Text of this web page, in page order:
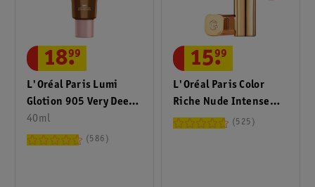
L'Oréal Paris Lumi
Glotion 905 Very Deep
Glow Natural Glow
Enhancer
40ml
18.
99
586
L'Oréal Paris Color
Riche Nude Intense
635 Worth It Medium
15.
99
525